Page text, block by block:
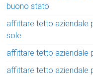
buono stato
affittare tetto aziendale
sole
affittare tetto aziendale
affittare tetto aziendale